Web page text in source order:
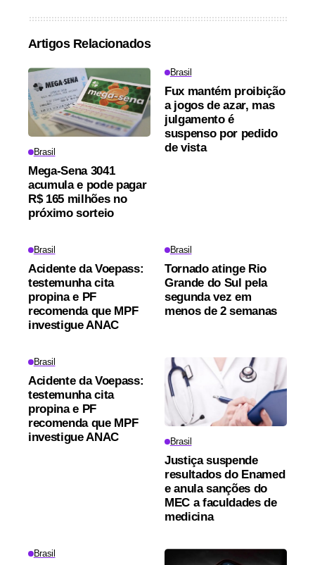
Artigos Relacionados
Brasil
Mega-Sena 3041
acumula e pode pagar
R$ 165 milhões no
próximo sorteio
Brasil
Fux mantém proibição
a jogos de azar, mas
julgamento é
suspenso por pedido
de vista
Brasil
Acidente da Voepass:
testemunha cita
propina e PF
recomenda que MPF
investigue ANAC
Brasil
Tornado atinge Rio
Grande do Sul pela
segunda vez em
menos de 2 semanas
Brasil
Acidente da Voepass:
testemunha cita
propina e PF
recomenda que MPF
investigue ANAC
Brasil
Justiça suspende
resultados do Enamed
e anula sanções do
MEC a faculdades de
medicina
Brasil